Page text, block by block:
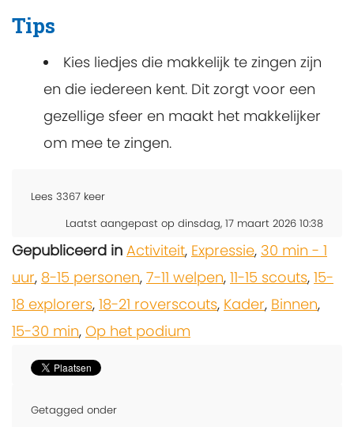
Tips
Kies liedjes die makkelijk te zingen zijn
en die iedereen kent. Dit zorgt voor een
gezellige sfeer en maakt het makkelijker
om mee te zingen.
Lees 3367 keer
Laatst aangepast op dinsdag, 17 maart 2026 10:38
Gepubliceerd in Activiteit, Expressie, 30 min - 1
uur, 8-15 personen, 7-11 welpen, 11-15 scouts, 15-
18 explorers, 18-21 roverscouts, Kader, Binnen,
15-30 min, Op het podium
Getagged onder